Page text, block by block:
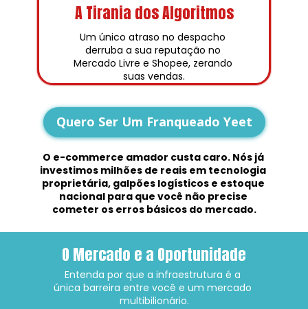
A Tirania dos Algoritmos
Um único atraso no despacho
derruba a sua reputação no
Mercado Livre e Shopee, zerando
suas vendas.
O e-commerce amador custa caro. Nós já
investimos milhões de reais em tecnologia
proprietária, galpões logísticos e estoque
nacional para que você não precise
cometer os erros básicos do mercado.
Quero Ser Um Franqueado Yeet
O Mercado e a Oportunidade
Entenda por que a infraestrutura é a
única barreira entre você e um mercado
multibilionário.